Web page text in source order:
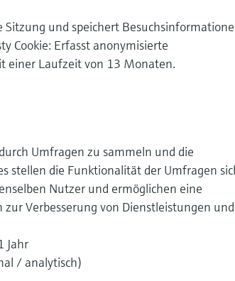
und speichert
Cookie: Erfasst anonymisierte
einer Laufzeit von 13 Monaten.
Umfragen zu sammeln und die
stellen die Funktionalität der Umfragen
Nutzer und ermöglichen eine
Verbesserung von Dienstleistungen und
Jahr
/ analytisch)